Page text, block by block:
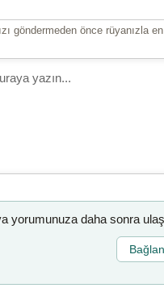
göndermeden önce rüyanızla
yorumunuza daha sonra